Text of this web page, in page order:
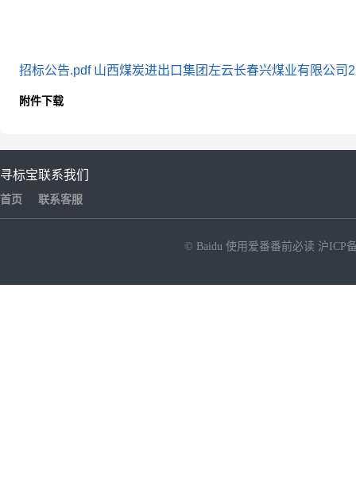
招标公告.pdf 山西煤炭进出口集团左云长春兴煤业有限公
附件下载
寻标宝
首页
联系我们
联系客服
© Baidu 使用爱番番前必读 沪ICP